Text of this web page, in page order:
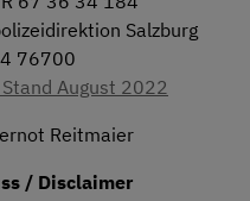
Salzburg
76700
August 2022
Reitmaier
/ Disclaimer